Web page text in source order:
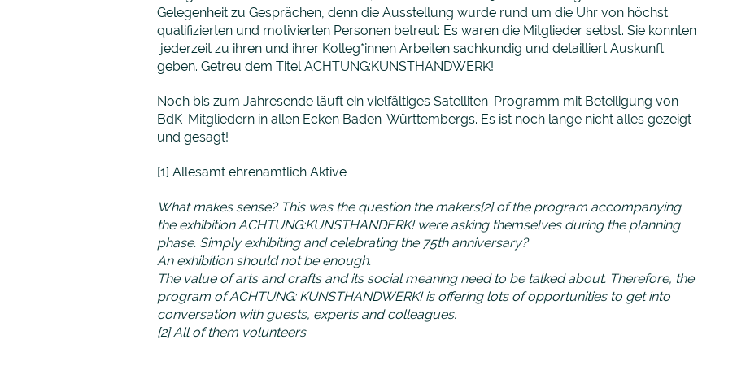
Gelegenheit zu Gesprächen, denn die Ausstellung wurde rund um die Uhr von höchst
qualifizierten und motivierten Personen betreut: Es waren die Mitglieder selbst. Sie konnten
jederzeit zu ihren und ihrer Kolleg*innen Arbeiten sachkundig und detailliert Auskunft
geben. Getreu dem Titel ACHTUNG:KUNSTHANDWERK!
Noch bis zum Jahresende läuft ein vielfältiges Satelliten-Programm mit Beteiligung von
BdK-Mitgliedern in allen Ecken Baden-Württembergs. Es ist noch lange nicht alles gezeigt
und gesagt!
[1] Allesamt ehrenamtlich Aktive
What makes sense? This was the question the makers[2] of the program accompanying
the exhibition ACHTUNG:KUNSTHANDERK! were asking themselves during the planning
phase. Simply exhibiting and celebrating the 75th anniversary?
An exhibition should not be enough.
The value of arts and crafts and its social meaning need to be talked about. Therefore, the
program of ACHTUNG: KUNSTHANDWERK! is offering lots of opportunities to get into
conversation with guests, experts and colleagues.
[2] All of them volunteers